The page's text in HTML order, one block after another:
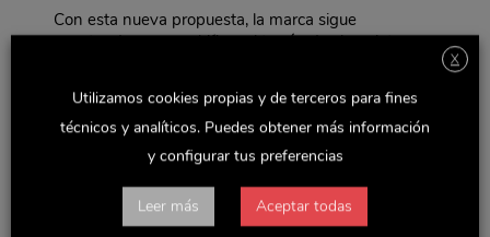
Con esta nueva propuesta, la marca sigue
apostando por snackificar el turrón de chocolate
“Se trata de formatos únicos en el mercado,
envasados individualmente y perfectos para facilitar
y hacer más conveniente su consumo”, afirma
Francisco Rodríguez Flores, director general de
Marcas en Delaviuda Confectionery Group.
Asimismo, El Almendro sigue apostando por sus
X
Utilizamos cookies propias y de terceros para fines
técnicos y analíticos. Puedes obtener más información
y configurar tus preferencias
Leer más Aceptar todas